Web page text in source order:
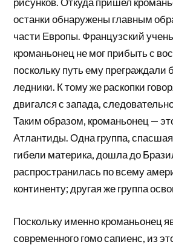
останки обнаружены главным
части Европы. Французский
кроманьонец не мог прибыть с
поскольку путь ему преграждали
ледники. К тому же раскопки
двигался с запада,
Таким образом, кроманьонец —
Атлантиды. Одна группа,
гибели материка, дошла до
распространилась по всему
континенту; другая же группа
Поскольку именно кроманьонец
современного гомо сапиенс, из